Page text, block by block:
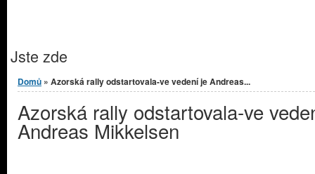
Jste zde
Domů » Azorská rally odstartovala-ve vedení je Andreas...
Azorská rally odstartovala-ve
Andreas Mikkelsen